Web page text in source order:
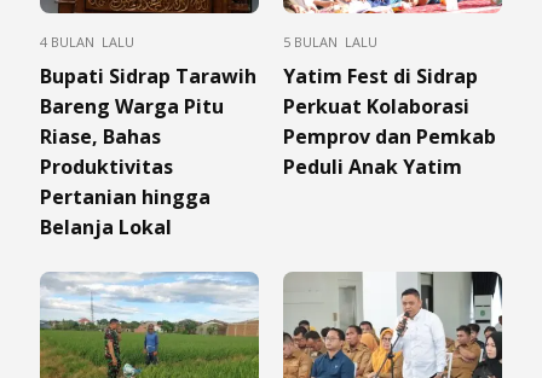
4 BULAN LALU
Bupati Sidrap Tarawih
Bareng Warga Pitu
Riase, Bahas
Produktivitas
Pertanian hingga
Belanja Lokal
5 BULAN LALU
Yatim Fest di Sidrap
Perkuat Kolaborasi
Pemprov dan Pemkab
Peduli Anak Yatim